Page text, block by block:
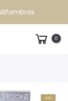
0
-43%